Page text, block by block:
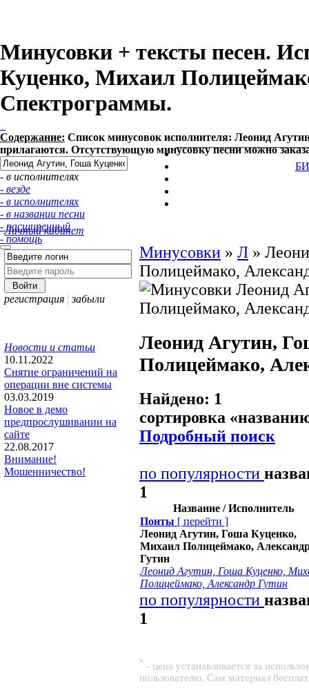
Минусовки + тексты песен.
Куценко, Михаил
Спектрограммы.
Содержание: Список минусовок исполнителя: Леонид
прилагаются. Отсутствующую минусовку песни можно
- в исполнителях
- везде
- в исполнителях
- в названии песни
- расширенный
- помощь
Личный кабинет
регистрация ¦ забыли
Новости и статьи
10.11.2022
Снятие ограничений на
операции вне системы
03.03.2019
Новое в демо
предпрослушивании на
сайте
22.08.2017
Внимание!
Мошенничество!
Минусовки » Л »
Полицеймако,
Леонид Агутин,
Полицеймако,
Найдено: 1
сортировка «
Подробный поиск
по популярности
1
Название / Исполнитель
Понты [ перейти ]
Леонид Агутин, Гоша Куценко,
Михаил Полицеймако,
Гутин
Леонид Агутин, Гоша Куценко,
Полицеймако, Александр Гутин
по популярности
1
* - цена устанавливается за
пользователю. Сам материал